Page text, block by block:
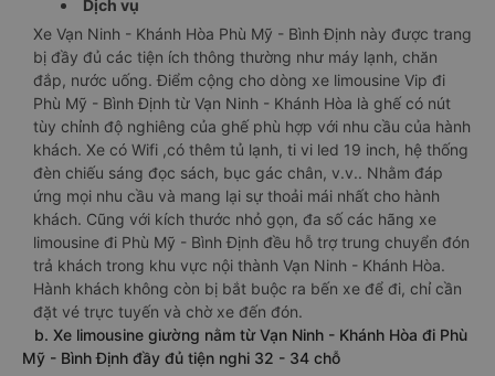
Dịch vụ
Xe Vạn Ninh - Khánh Hòa Phù Mỹ - Bình Định này được trang
bị đầy đủ các tiện ích thông thường như máy lạnh, chăn
đắp, nước uống. Điểm cộng cho dòng xe limousine Vip đi
Phù Mỹ - Bình Định từ Vạn Ninh - Khánh Hòa là ghế có nút
tùy chỉnh độ nghiêng của ghế phù hợp với nhu cầu của hành
khách. Xe có Wifi ,có thêm tủ lạnh, ti vi led 19 inch, hệ thống
đèn chiếu sáng đọc sách, bục gác chân, v.v.. Nhằm đáp
ứng mọi nhu cầu và mang lại sự thoải mái nhất cho hành
khách. Cũng với kích thước nhỏ gọn, đa số các hãng xe
limousine đi Phù Mỹ - Bình Định đều hỗ trợ trung chuyển đón
trả khách trong khu vực nội thành Vạn Ninh - Khánh Hòa.
Hành khách không còn bị bắt buộc ra bến xe để đi, chỉ cần
đặt vé trực tuyến và chờ xe đến đón.
b. Xe limousine giường nằm từ Vạn Ninh - Khánh Hòa đi Phù
Mỹ - Bình Định đầy đủ tiện nghi 32 - 34 chỗ